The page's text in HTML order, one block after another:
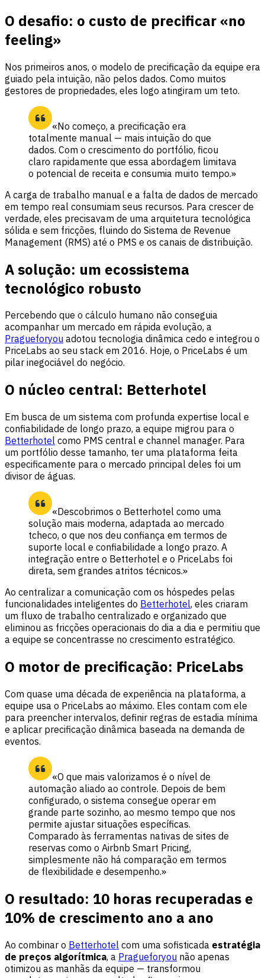
O desafio: o custo de precificar «no
feeling»
Nos primeiros anos, o modelo de precificação da equipe era
guiado pela intuição, não pelos dados. Como muitos
gestores de propriedades, eles logo atingiram um teto.
«No começo, a precificação era
totalmente manual — mais intuição do que
dados. Com o crescimento do portfólio, ficou
claro rapidamente que essa abordagem limitava
o potencial de receita e consumia muito tempo.»
A carga de trabalho manual e a falta de dados de mercado
em tempo real consumiam seus recursos. Para crescer de
verdade, eles precisavam de uma arquitetura tecnológica
sólida e sem fricções, fluindo do Sistema de Revenue
Management (RMS) até o PMS e os canais de distribuição.
A solução: um ecossistema
tecnológico robusto
Percebendo que o cálculo humano não conseguia
acompanhar um mercado em rápida evolução, a
Pragueforyou adotou tecnologia dinâmica cedo e integrou o
PriceLabs ao seu stack em 2016. Hoje, o PriceLabs é um
pilar inegociável do negócio.
O núcleo central: Betterhotel
Em busca de um sistema com profunda expertise local e
confiabilidade de longo prazo, a equipe migrou para o
Betterhotel como PMS central e channel manager. Para
um portfólio desse tamanho, ter uma plataforma feita
especificamente para o mercado principal deles foi um
divisor de águas.
«Descobrimos o Betterhotel como uma
solução mais moderna, adaptada ao mercado
tcheco, o que nos deu confiança em termos de
suporte local e confiabilidade a longo prazo. A
integração entre o Betterhotel e o PriceLabs foi
direta, sem grandes atritos técnicos.»
Ao centralizar a comunicação com os hóspedes pelas
funcionalidades inteligentes do Betterhotel, eles criaram
um fluxo de trabalho centralizado e organizado que
eliminou as fricções operacionais do dia a dia e permitiu que
a equipe se concentrasse no crescimento estratégico.
O motor de precificação: PriceLabs
Com quase uma década de experiência na plataforma, a
equipe usa o PriceLabs ao máximo. Eles contam com ele
para preencher intervalos, definir regras de estadia mínima
e aplicar precificação dinâmica baseada na demanda de
eventos.
«O que mais valorizamos é o nível de
automação aliado ao controle. Depois de bem
configurado, o sistema consegue operar em
grande parte sozinho, ao mesmo tempo que nos
permite ajustar situações específicas.
Comparado às ferramentas nativas de sites de
reservas como o Airbnb Smart Pricing,
simplesmente não há comparação em termos
de flexibilidade e desempenho.»
O resultado: 10 horas recuperadas e
10% de crescimento ano a ano
Ao combinar o Betterhotel com uma sofisticada estratégia
de preços algorítmica, a Pragueforyou não apenas
otimizou as manhãs da equipe — transformou